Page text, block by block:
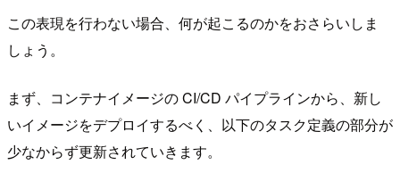
この表現を行わない場合、何が起こるのかをおさらいしま
しょう。
まず、コンテナイメージの CI/CD パイプラインから、新し
いイメージをデプロイするべく、以下のタスク定義の部分が
少なからず更新されていきます。